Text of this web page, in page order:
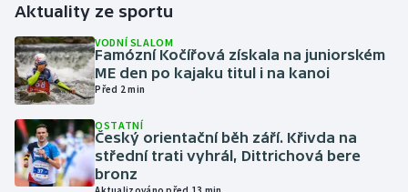
Gymnastika
Házená
Jezdectví
Judo
Aktuality ze sportu
VODNÍ SLALOM
Famózní Kočířová získala na juniorském
ME den po kajaku titul i na kanoi
Před 2 min
OSTATNÍ
Český orientační běh září. Křivda na
střední trati vyhrál, Dittrichová bere
bronz